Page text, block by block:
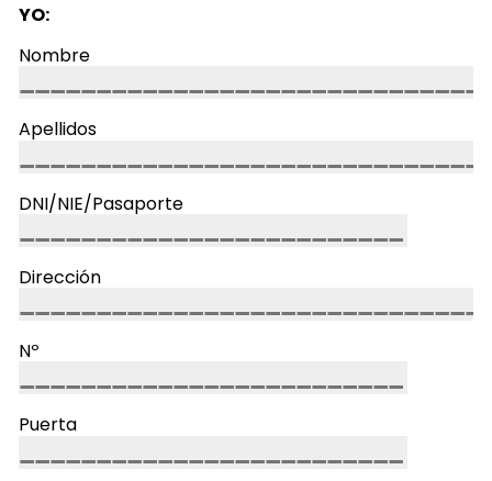
YO:
Nombre
Apellidos
DNI/NIE/Pasaporte
Dirección
Nº
Puerta